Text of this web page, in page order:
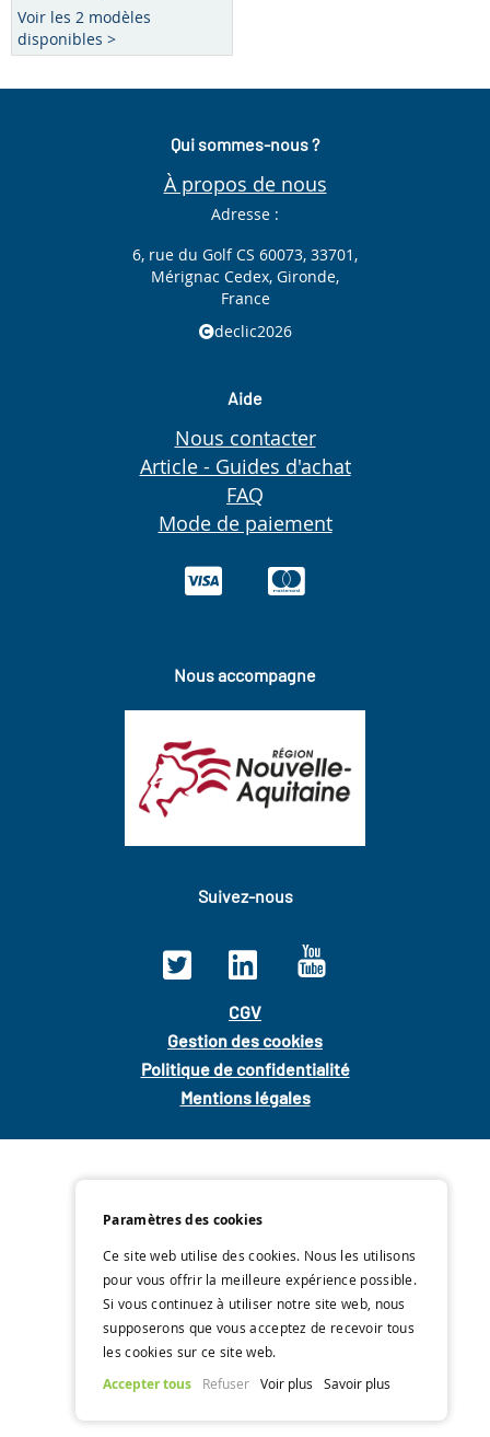
Voir les 2 modèles
disponibles >
Qui sommes-nous ?
À propos de nous
Adresse :
6, rue du Golf CS 60073, 33701,
Mérignac Cedex, Gironde,
France
declic2026
Aide
Nous contacter
Article - Guides d'achat
FAQ
Mode de paiement
Nous accompagne
Suivez-nous
CGV
Gestion des cookies
Politique de confidentialité
Mentions légales
Paramètres des cookies
Ce site web utilise des cookies. Nous les utilisons
pour vous offrir la meilleure expérience possible.
Si vous continuez à utiliser notre site web, nous
supposerons que vous acceptez de recevoir tous
les cookies sur ce site web.
Accepter tous Refuser Voir plus Savoir plus